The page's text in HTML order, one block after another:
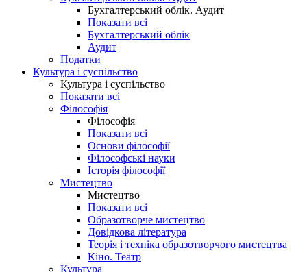
Бухгалтерський облік. Аудит
Показати всі
Бухгалтерський облік
Аудит
Податки
Культура і суспільство
Культура і суспільство
Показати всі
Філософія
Філософія
Показати всі
Основи філософії
Філософські науки
Історія філософії
Мистецтво
Мистецтво
Показати всі
Образотворче мистецтво
Довідкова література
Теорія і техніка образотворчого мистецтва
Кіно. Театр
Культура